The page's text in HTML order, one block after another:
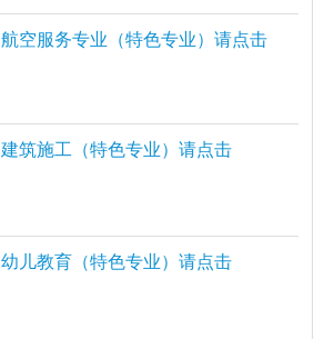
航空服务专业（特色专业）请点击
建筑施工（特色专业）请点击
幼儿教育（特色专业）请点击